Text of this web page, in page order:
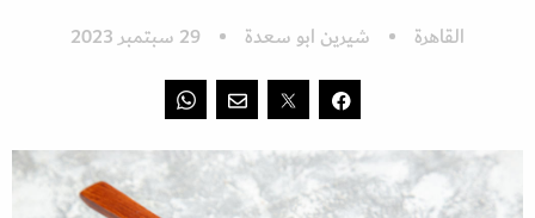
القاهرة شيرين ابو سعدة 29 سبتمبر 2023